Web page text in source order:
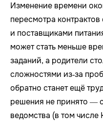
Изменение времени
пересмотра
и поставщиками
может стать меньше
заданий, а родители
сложностями из‑за
обратно станет ещё
решения не принято —
ведомства (в том числе